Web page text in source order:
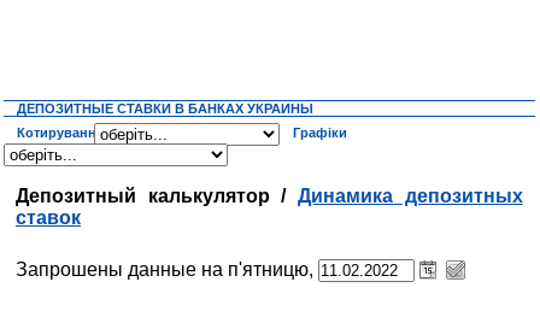
ДЕПОЗИТНЫЕ СТАВКИ В БАНКАХ УКРАИНЫ
Котирування
Графіки
Депозитный калькулятор / Динамика депозитных
ставок
Запрошены данные на п'ятницю,